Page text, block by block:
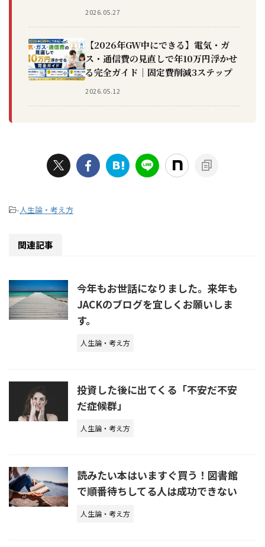
2026.05.27
【2026年GW中にできる】電気・ガ
ス・通信費の見直しで年10万円浮かせ
る完全ガイド｜固定費削減3ステップ
2026.05.12
-人生論・考え方
関連記事
今年もお世話になりました。来年も
JACKのブログを宜しくお願いしま
す。
人生論・考え方
投資した後に出てくる「不安だ不安
だ症候群」
人生論・考え方
読みたい本はいますぐ買う！図書館
で順番待ちしてる人は成功できない
人生論・考え方